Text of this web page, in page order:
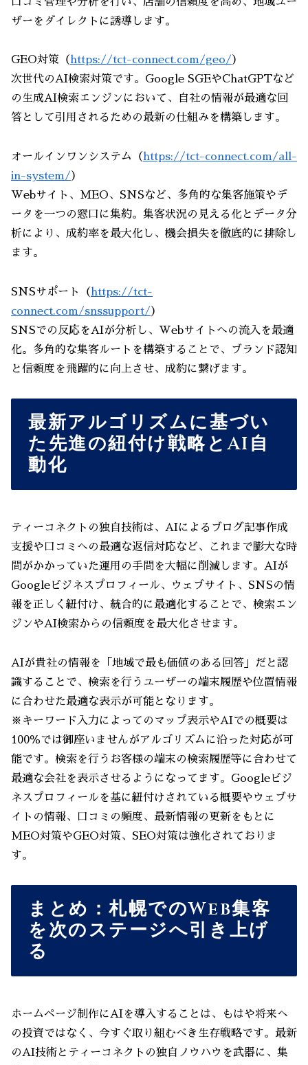
ザーをダイレクトに誘導します。
GEO対策（https://tct-connect.com/geo/）
次世代のAI検索対策です。Google SGEやChatGPTなど
の生成AI検索エンジンにおいて、自社の情報が最適な回
答として引用されるための最新の仕組みを構築します。
オールインワンシステム（ https://tct-connect.com/all-
in-system/）
Webサイト、MEO、SNSなど、多角的な集客施策やデ
ータを一つの窓口に集約。集客状況の見える化とデータ分
析により、成約率を最大化し、機会損失を徹底的に排除し
ます。
SNSサポート（ https://tct-
connect.com/snssupport/）
SNSでの反応をAIが分析し、Webサイトへの流入を最適
化。多角的な集客ルートを構築することで、ブランド認知
と信頼度を飛躍的に向上させ、成約に繋げます。
最新アルゴリズムに基づい
た先進の紐付け戦略とAI自
動化
ティーコネクトの独自技術は、AIによるブログ記事作成
支援や口コミへの最適な返信対応など、これまで膨大な時
間がかかっていた運用の手間を大幅に削減します。AIが
Googleビジネスプロフィール、ウェブサイト、SNSの情
報を正しく紐付け、統合的に最適化することで、検索エン
ジンやAI検索からの信頼度を最大化させます。
AIが貴社の情報を「地域で最も価値のある回答」だと認
識することで、検索を行うユーザーの端末履歴や位置情報
に合わせた最適な表示が可能となります。
※キーワード入力によってのマップ表示やAIでの概要は
100％では御座いませんがアルゴリズムに沿った対応が可
能です。検索を行うお客様の端末の検索履歴等に合わせて
最適な会社を表示させるようになってます。Googleビジ
ネスプロフィールを基に紐付けされている概要やウェブサ
イトの情報、口コミの頻度、最新情報の更新をもとに
MEO対策やGEO対策、SEO対策は強化されておりま
す。
まとめ：札幌でのWeb集客
を次のステージへ引き上げ
る
ホームページ制作にAIを導入することは、もはや将来へ
の投資ではなく、今すぐ取り組むべき生存戦略です。最新
のAI技術とティーコネクトの独自ノウハウを武器に、集